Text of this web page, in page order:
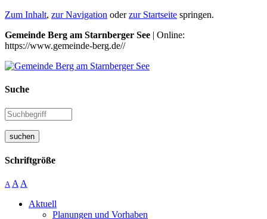
Zum Inhalt, zur Navigation oderzur Startseite springen.
Gemeinde Berg am Starnberger See | Online:
https://www.gemeinde-berg.de//
Suche
suchen
Schriftgröße
A A A
Aktuell
Planungen und Vorhaben